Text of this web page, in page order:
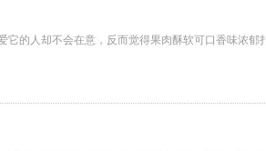
的人却不会在意，反而觉得果肉酥软可口香味浓郁